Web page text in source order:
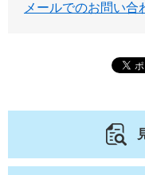
メールでのお問い合